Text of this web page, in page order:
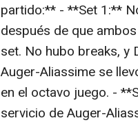
partido:** - **Set 1:**
después de que
set. No hubo breaks, y
Auger-Aliassime se
en el octavo juego. -
servicio de Auger-